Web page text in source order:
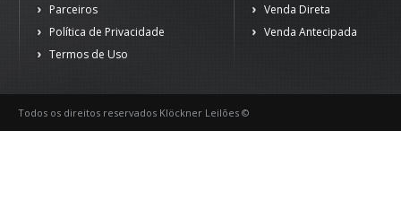
Parceiros
Política de Privacidade
Termos de Uso
Venda Direta
Venda Antecipada
Todos os direitos reservados Klöckner Leilões ©